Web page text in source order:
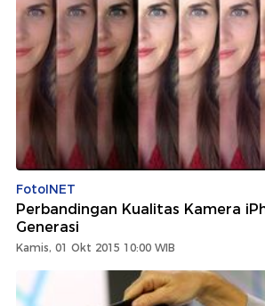
FotoINET
Perbandingan Kualitas Kamera
Generasi
Kamis, 01 Okt 2015 10:00 WIB